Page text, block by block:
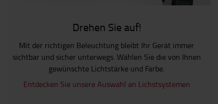
Drehen Sie auf!
Mit der richtigen Beleuchtung bleibt Ihr Gerät immer
sichtbar und sicher unterwegs. Wählen Sie die von Ihnen
gewünschte Lichtstärke und Farbe.
Entdecken Sie unsere Auswahl an Lichstsystemen